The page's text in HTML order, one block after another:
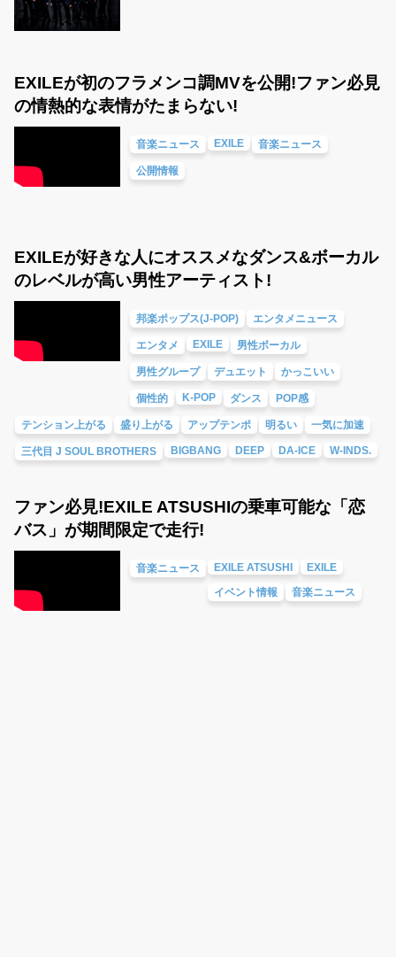
EXILEが初のフラメンコ調MVを公開!ファン必見
の情熱的な表情がたまらない!
音楽ニュース EXILE 音楽ニュース
公開情報
EXILEが好きな人にオススメなダンス&ボーカル
のレベルが高い男性アーティスト!
邦楽ポップス(J-POP) エンタメニュース
エンタメ EXILE 男性ボーカル
男性グループ デュエット かっこいい
個性的 K-POP ダンス POP感
テンション上がる 盛り上がる アップテンポ 明るい 一気に加速
三代目 J SOUL BROTHERS BIGBANG DEEP DA-ICE W-INDS.
ファン必見!EXILE ATSUSHIの乗車可能な「恋
バス」が期間限定で走行!
音楽ニュース EXILE ATSUSHI
EXILE
イベント情報
音楽ニュース